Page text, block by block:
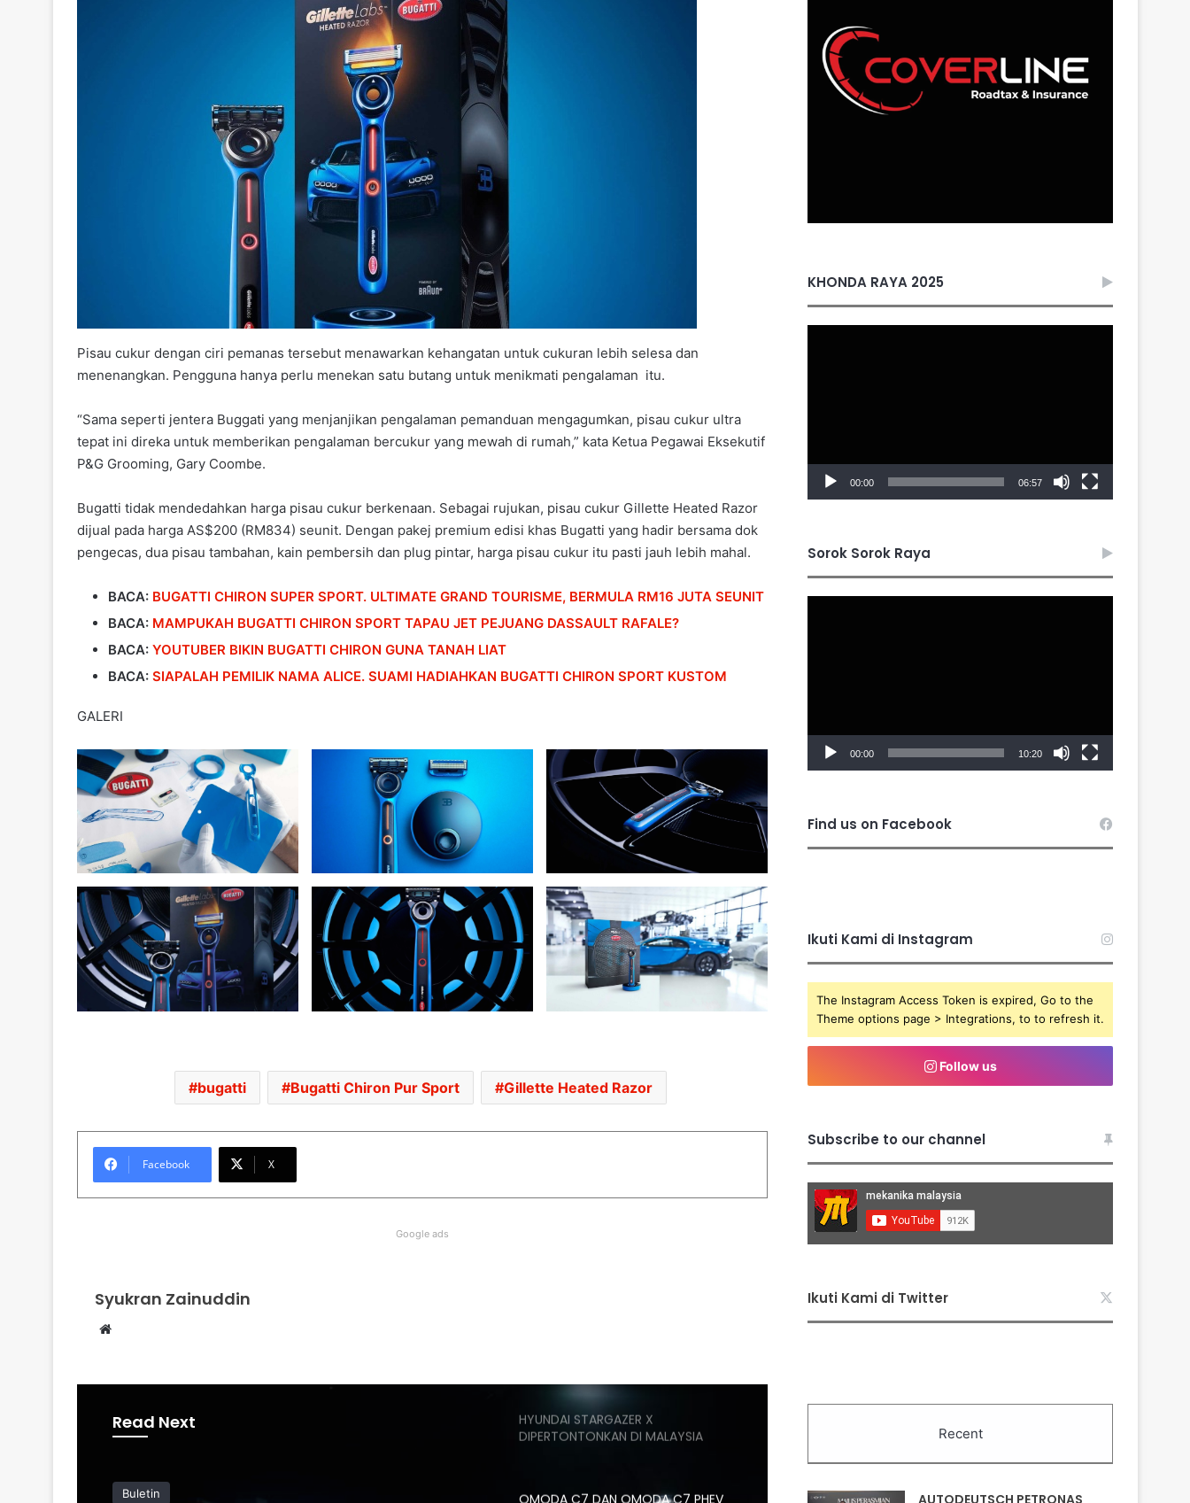
Pisau cukur dengan ciri pemanas tersebut menawarkan kehangatan untuk cukuran lebih selesa dan
menenangkan. Pengguna hanya perlu menekan satu butang untuk menikmati pengalaman itu.
“Sama seperti jentera Buggati yang menjanjikan pengalaman pemanduan mengagumkan, pisau cukur ultra
tepat ini direka untuk memberikan pengalaman bercukur yang mewah di rumah,” kata Ketua Pegawai Eksekutif
P&G Grooming, Gary Coombe.
Bugatti tidak mendedahkan harga pisau cukur berkenaan. Sebagai rujukan, pisau cukur Gillette Heated Razor
dijual pada harga AS$200 (RM834) seunit. Dengan pakej premium edisi khas Bugatti yang hadir bersama dok
pengecas, dua pisau tambahan, kain pembersih dan plug pintar, harga pisau cukur itu pasti jauh lebih mahal.
BACA: BUGATTI CHIRON SUPER SPORT. ULTIMATE GRAND TOURISME, BERMULA RM16 JUTA SEUNIT
BACA: MAMPUKAH BUGATTI CHIRON SPORT TAPAU JET PEJUANG DASSAULT RAFALE?
BACA: YOUTUBER BIKIN BUGATTI CHIRON GUNA TANAH LIAT
BACA: SIAPALAH PEMILIK NAMA ALICE. SUAMI HADIAHKAN BUGATTI CHIRON SPORT KUSTOM
GALERI
bugatti Bugatti Chiron Pur Sport Gillette Heated Razor
Facebook X
Google ads
Syukran Zainuddin
Read Next
Buletin
PENERBANGAN DARI KUALA LUMPUR KE
KOCHI BERTUKAR CEMAS,
PENUMPANG CUBA BUKA PINTU
PESAWAT
SANGGUP BELI MOTOSIKAL, ALAT
MEMBERS
BAHARU, SUV DENGAN TEKNOLOGI
HYUNDAI STARGAZER X
DIPERTONTONKAN DI MALAYSIA
OMODA C7 DAN OMODA C7 PHEV
KHONDA RAYA 2025
00:00 06:57
Sorok Sorok Raya
00:00 10:20
Find us on Facebook
Ikuti Kami di Instagram
The Instagram Access Token is expired, Go to the
Theme options page > Integrations, to to refresh it.
Follow us
Subscribe to our channel
Ikuti Kami di Twitter
Recent
AUTODEUTSCH PETRONAS